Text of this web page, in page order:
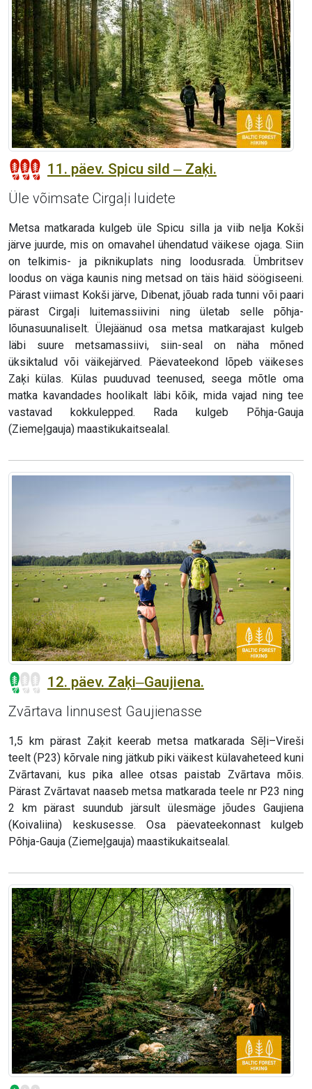
11. päev. Spicu sild ‒ Zaķi.
Üle võimsate Cirgaļi luidete
Metsa matkarada kulgeb üle Spicu silla ja viib nelja Kokši
järve juurde, mis on omavahel ühendatud väikese ojaga. Siin
on telkimis- ja piknikuplats ning loodusrada. Ümbritsev
loodus on väga kaunis ning metsad on täis häid söögiseeni.
Pärast viimast Kokši järve, Dibenat, jõuab rada tunni või paari
pärast Cirgaļi luitemassiivini ning ületab selle põhja-
lõunasuunaliselt. Ülejäänud osa metsa matkarajast kulgeb
läbi suure metsamassiivi, siin-seal on näha mõned
üksiktalud või väikejärved. Päevateekond lõpeb väikeses
Zaķi külas. Külas puuduvad teenused, seega mõtle oma
matka kavandades hoolikalt läbi kõik, mida vajad ning tee
vastavad kokkulepped. Rada kulgeb Põhja-Gauja
(Ziemeļgauja) maastikukaitsealal.
12. päev. Zaķi‒Gaujiena.
Zvārtava linnusest Gaujienasse
1,5 km pärast Zaķit keerab metsa matkarada Sēļi–Vireši
teelt (P23) kõrvale ning jätkub piki väikest külavaheteed kuni
Zvārtavani, kus pika allee otsas paistab Zvārtava mõis.
Pärast Zvārtavat naaseb metsa matkarada teele nr P23 ning
2 km pärast suundub järsult ülesmäge jõudes Gaujiena
(Koivaliina) keskusesse. Osa päevateekonnast kulgeb
Põhja-Gauja (Ziemeļgauja) maastikukaitsealal.